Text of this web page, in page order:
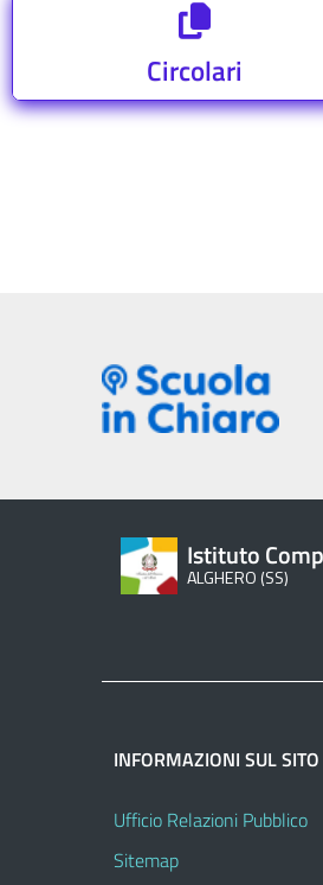
Circolari
Istituto
ALGHERO (SS)
INFORMAZIONI SUL SITO
Ufficio Relazioni Pubblico
Sitemap